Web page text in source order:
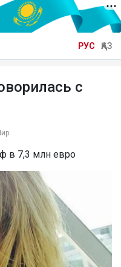
РУС ҚАЗ
с
в 7,3 млн евро